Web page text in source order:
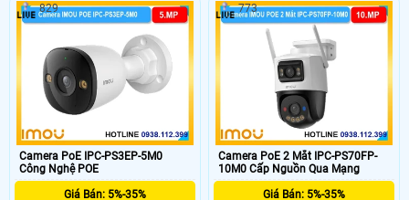
Camera PoE IPC-PS3EP-5M0
Công Nghệ POE
Giá Bán: 5%-35%
829
Camera PoE 2 Mắt IPC-PS70FP-
10M0 Cấp Nguồn Qua Mạng
Giá Bán: 5%-35%
773